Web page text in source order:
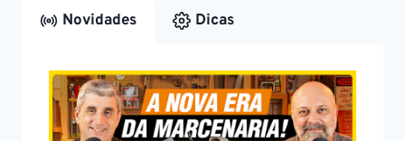
Novidades Dicas